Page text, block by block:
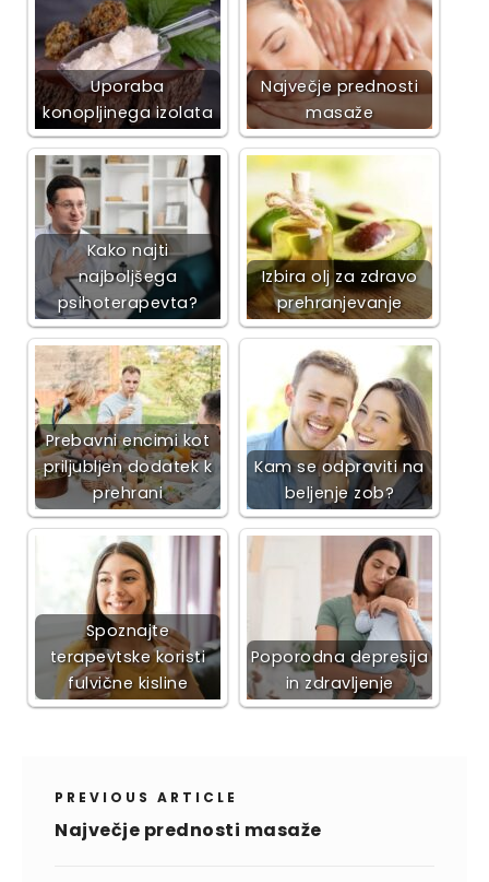
Uporaba
konopljinega izolata
Največje prednosti
masaže
Kako najti
najboljšega
psihoterapevta?
Izbira olj za zdravo
prehranjevanje
Prebavni encimi kot
priljubljen dodatek k
prehrani
Kam se odpraviti na
beljenje zob?
Spoznajte
terapevtske koristi
fulvične kisline
Poporodna depresija
in zdravljenje
PREVIOUS ARTICLE
Največje prednosti masaže